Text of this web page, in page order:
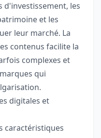
d'investissement, les
et les
leur marché. La
contenus facilite la
complexes et
qui
digitales et
caractéristiques